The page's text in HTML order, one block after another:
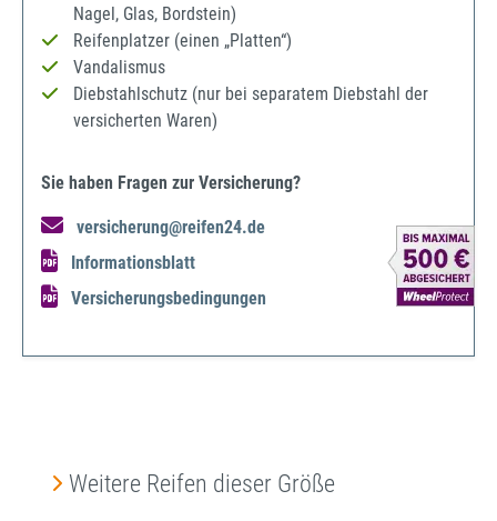
Nagel, Glas, Bordstein)
Reifenplatzer (einen „Platten“)
Vandalismus
Diebstahlschutz (nur bei separatem Diebstahl der
versicherten Waren)
Sie haben Fragen zur Versicherung?
versicherung@reifen24.de
Informationsblatt
Versicherungsbedingungen
Produktgalerie überspringen
Weitere Reifen dieser Größe